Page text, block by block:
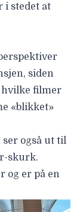
i stedet at
siden
hvilke filmer
«blikket»
også ut til
skurk.
og er på en